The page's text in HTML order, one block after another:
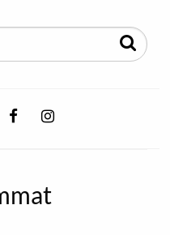
FacebookInstagram